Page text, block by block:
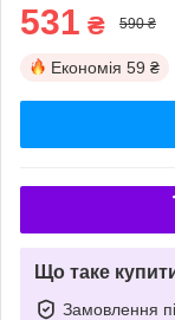
531 ₴ 590 ₴
Економія 59 ₴
Що таке
Замовлення